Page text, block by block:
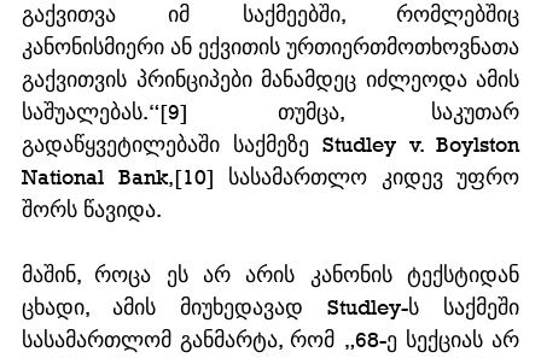
გაქვითვა იმ საქმეებში, რომლებშიც
კანონისმიერი ან ექვითის ურთიერთმოთხოვნათა
გაქვითვის პრინციპები მანამდეც იძლეოდა ამის
საშუალებას.“[9] თუმცა, საკუთარ
გადაწყვეტილებაში საქმეზე Studley v. Boylston
National Bank,[10] სასამართლო კიდევ უფრო
შორს წავიდა.
მაშინ, როცა ეს არ არის კანონის ტექსტიდან
ცხადი, ამის მიუხედავად Studley-ს საქმეში
სასამართლომ განმარტა, რომ „68-ე სექციას არ